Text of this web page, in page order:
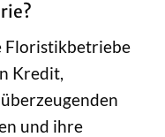
Floristikbetriebe
Kredit,
und ihre